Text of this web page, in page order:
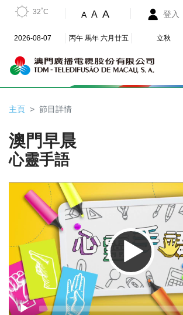
32˚C A A A 登入
2026-08-07 丙午 馬年 六月廿五 立秋
主頁 節目詳情
澳門早晨
心靈手語
Video
Player